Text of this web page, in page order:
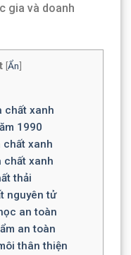
gia và doanh
[Ẩn]
chất xanh
1990
chất xanh
chất xanh
thải
nguyên tử
an toàn
an toàn
thân thiện